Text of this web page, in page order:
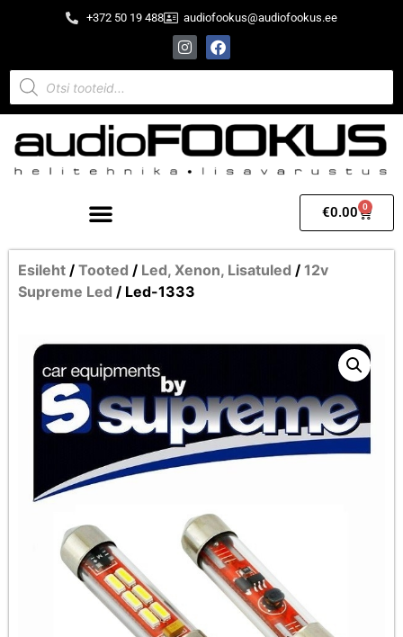
+372 50 19 488 audiofookus@audiofookus.ee
€0.00 0
Esileht / Tooted / Led, Xenon, Lisatuled / 12v
Supreme Led / Led-1333